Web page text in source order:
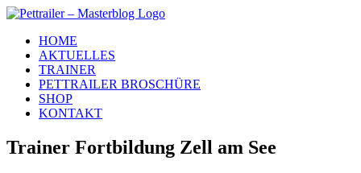
Zum
springenHOME
AKTUELLES
TRAINER
PETTRAILER BROSCHÜRE
SHOP
KONTAKT
Trainer Fortbildung Zell am See